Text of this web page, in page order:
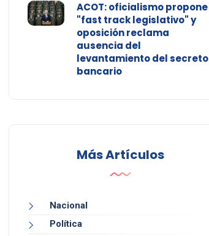
ACOT: oficialismo propone
"fast track legislativo" y
oposición reclama
ausencia del
levantamiento del secreto
bancario
Más Artículos
Nacional
Política